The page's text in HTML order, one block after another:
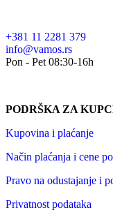
+381 11 2281 379
info@vamos.rs
Pon - Pet 08:30-16h
PODRŠKA ZA
Kupovina i plaćanje
Način plaćanja i cene
Pravo na odustajanje i
Privatnost podataka